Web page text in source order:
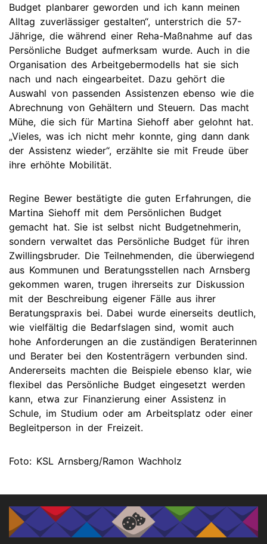
Budget planbarer geworden und ich kann meinen
Alltag zuverlässiger gestalten“, unterstrich die 57-
Jährige, die während einer Reha-Maßnahme auf das
Persönliche Budget aufmerksam wurde. Auch in die
Organisation des Arbeitgebermodells hat sie sich
nach und nach eingearbeitet. Dazu gehört die
Auswahl von passenden Assistenzen ebenso wie die
Abrechnung von Gehältern und Steuern. Das macht
Mühe, die sich für Martina Siehoff aber gelohnt hat.
„Vieles, was ich nicht mehr konnte, ging dann dank
der Assistenz wieder“, erzählte sie mit Freude über
ihre erhöhte Mobilität.
Regine Bewer bestätigte die guten Erfahrungen, die
Martina Siehoff mit dem Persönlichen Budget
gemacht hat. Sie ist selbst nicht Budgetnehmerin,
sondern verwaltet das Persönliche Budget für ihren
Zwillingsbruder. Die Teilnehmenden, die überwiegend
aus Kommunen und Beratungsstellen nach Arnsberg
gekommen waren, trugen ihrerseits zur Diskussion
mit der Beschreibung eigener Fälle aus ihrer
Beratungspraxis bei. Dabei wurde einerseits deutlich,
wie vielfältig die Bedarfslagen sind, womit auch
hohe Anforderungen an die zuständigen Beraterinnen
und Berater bei den Kostenträgern verbunden sind.
Andererseits machten die Beispiele ebenso klar, wie
flexibel das Persönliche Budget eingesetzt werden
kann, etwa zur Finanzierung einer Assistenz in
Schule, im Studium oder am Arbeitsplatz oder einer
Begleitperson in der Freizeit.
Foto: KSL Arnsberg/Ramon Wachholz